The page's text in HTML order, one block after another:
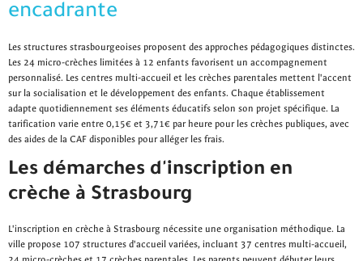
encadrante
Les structures strasbourgeoises proposent des approches pédagogiques distinctes.
Les 24 micro-crèches limitées à 12 enfants favorisent un accompagnement
personnalisé. Les centres multi-accueil et les crèches parentales mettent l'accent
sur la socialisation et le développement des enfants. Chaque établissement
adapte quotidiennement ses éléments éducatifs selon son projet spécifique. La
tarification varie entre 0,15€ et 3,71€ par heure pour les crèches publiques, avec
des aides de la CAF disponibles pour alléger les frais.
Les démarches d'inscription en
crèche à Strasbourg
L'inscription en crèche à Strasbourg nécessite une organisation méthodique. La
ville propose 107 structures d'accueil variées, incluant 37 centres multi-accueil,